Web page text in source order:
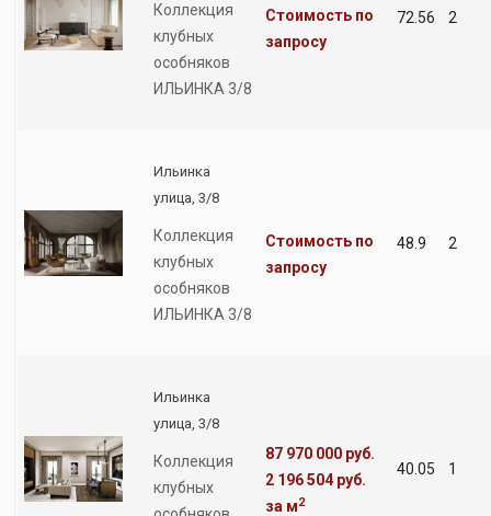
Коллекция
клубных
особняков
ИЛЬИНКА 3/8
Стоимость по
запросу
72.56 2
Ильинка
улица, 3/8
Коллекция
клубных
особняков
ИЛЬИНКА 3/8
Стоимость по
запросу
48.9 2
Ильинка
улица, 3/8
Коллекция
клубных
87 970 000 руб.
2 196 504 руб.
за м2
40.05 1